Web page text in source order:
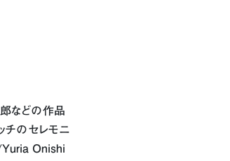
などの作品
チのセレモニ
Yuria Onishi